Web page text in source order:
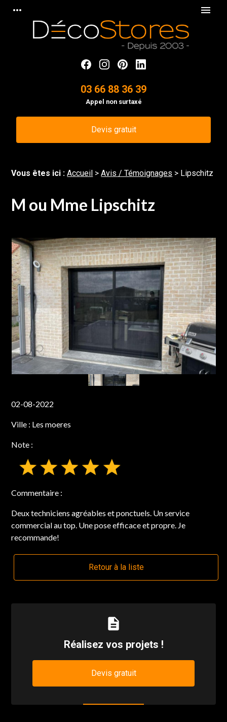
more_horiz menu
03 66 88 36 39
Appel non surtaxé
Devis gratuit
Vous êtes ici :Accueil >Avis / Témoignages > Lipschitz
M ou Mme Lipschitz
02-08-2022
Ville : Les moeres
Note :
Commentaire :
Deux techniciens agréables et ponctuels. Un service
commercial au top. Une pose efficace et propre. Je
recommande!
Retour à la liste
description
Réalisez vos projets !
Devis gratuit